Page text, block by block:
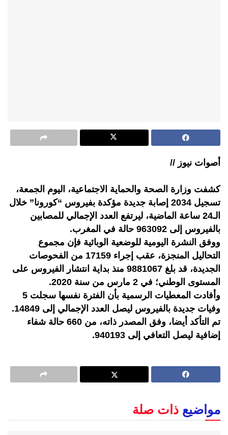
أصوات نيوز //
كشفت وزارة الصحة والحماية الاجتماعية، اليوم الجمعة،
تسجيل 2034 إصابة جديدة مؤكدة بفيروس “كورونا” خلال
الـ24 ساعة الماضية، ليرتفع العدد الإجمالي للمصابين
بالفيروس إلى 963092 حالة في المغرب.
ووفق النشرة اليومية للوضعية الوبائية فإن مجموع
التحاليل المنجزة، عقب إجراء 17159 من الفحوصات
الجديدة، قد بلغ 9881067 منذ بداية انتشار الفيروس على
المستوى الوطني؛ في 2 مارس من سنة 2020.
وأفادت المعطيات الرسمية بأن الفترة نفسها سجلت 5
وفيات جديدة بالفيروس ليصل العدد الإجمالي إلى 14849.
تم التأكد أيضا، وفق المصدر ذاته، من 660 حالة شفاء
إضافية ليصل التعافي إلى 940193.
مواضيع ذات صلة